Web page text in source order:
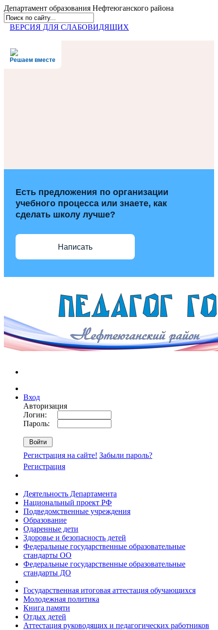
Департамент образования Нефтеюганского района
ВЕРСИЯ ДЛЯ СЛАБОВИДЯЩИХ
Решаем вместе
Есть предложения по организации
учебного процесса или знаете, как
сделать школу лучше?
Написать
Вход
Авторизация
Логин:
Пароль:
Регистрация на сайте! Забыли пароль?
Регистрация
Деятельность Департамента
Национальный проект РФ
Подведомственные учреждения
Образование
Одаренные дети
Здоровье и безопасность детей
Федеральные государственные образовательные
стандарты ОО
Федеральные государственные образовательные
стандарты ДО
Государственная итоговая аттестация обучающихся
Молодежная политика
Книга памяти
Отдых детей
Аттестация руководящих и педагогических работников